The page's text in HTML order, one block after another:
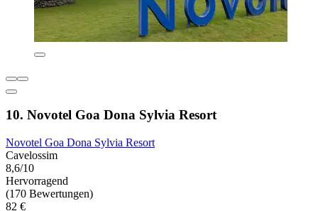
10. Novotel Goa Dona Sylvia Resort
Novotel Goa Dona Sylvia Resort
Cavelossim
8,6/10
Hervorragend
(170 Bewertungen)
82 €